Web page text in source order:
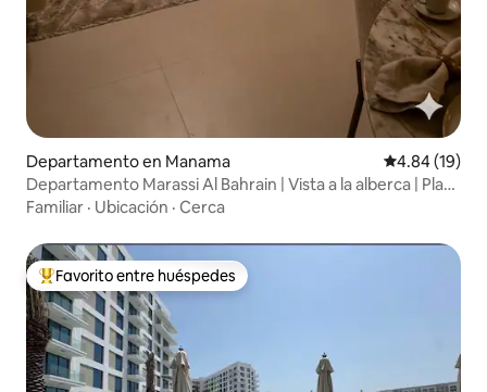
Departamento en Manama Calificación
4.84 (19)
Departamento Marassi Al Bahrain | Vista a la alberca | Playa
y centro comercial
Familiar · Ubicación · Cerca
De los mejores en Favorito entre huéspedes
Favorito entre huéspedes